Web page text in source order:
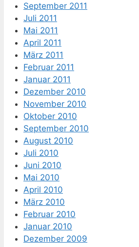
September 2011
Juli 2011
Mai 2011
April 2011
März 2011
Februar 2011
Januar 2011
Dezember 2010
November 2010
Oktober 2010
September 2010
August 2010
Juli 2010
Juni 2010
Mai 2010
April 2010
März 2010
Februar 2010
Januar 2010
Dezember 2009